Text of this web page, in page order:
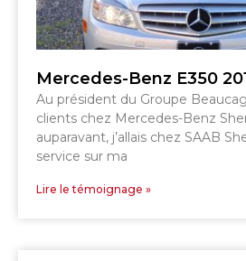
Mercedes-Benz E350
Au président du Groupe
clients chez Mercedes-Benz
auparavant, j’allais chez SAAB
service sur ma
Lire le témoignage »
SHERBROOKE